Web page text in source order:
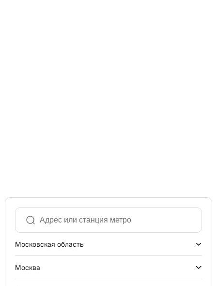
Московская область
Москва